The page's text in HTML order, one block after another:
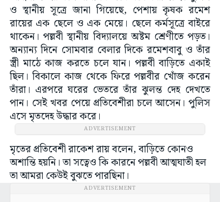
ও স্থানীয় সূত্রে জানা গিয়েছে, পেশায় কৃষক রমেশ
রায়ের এক ছেলে ও এক মেয়ে। ছেলে কর্মসূত্রে বাইরে
থাকেন। পল্লবী স্থানীয় বিদ্যালয়ে অষ্টম শ্রেণীতে পড়ত।
অন্যান্য দিনে সোমবার বেলার দিকে রমেশবাবু ও তাঁর
স্ত্রী মাঠে কাজ করতে চলে যান। পল্লবী বাড়িতে একাই
ছিল। বিকালে কাজ থেকে ফিরে পল্লবীর খোঁজ করেন
তাঁরা। এরপরে ঘরের ভেতরে তাঁর ঝুলন্ত দেহ দেখতে
পান। সেই খবর পেয়ে প্রতিবেশীরা চলে আসেন। পুলিস
এসে মৃতদেহ উদ্ধার করে।
ADVERTISEMENT
মৃতের প্রতিবেশী রাকেশ রায় বলেন, বাড়িতে কোনও
অশান্তি হয়নি। তা সত্বেও কি কারনে পল্লবী আত্মঘাতী হল
তা আমরা কেউই বুঝতে পারছিনা।
ADVERTISEMENT